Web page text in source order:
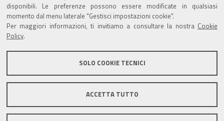
disponibili. Le preferenze possono essere modificate in qualsiasi
momento dal menu laterale "Gestisci impostazioni cookie".
Per maggiori informazioni, ti invitiamo a consultare la nostra Cookie
Policy
SOLO COOKIE TECNICI
ACCETTA TUTTO
Amministrazione trasparente
Statistiche Web del sito (fonte Web Analytics Italia)
Contatti
Dichiarazione di accessibilità
Area riservata